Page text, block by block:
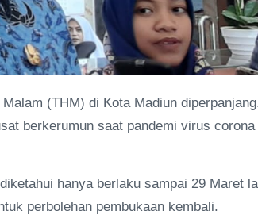
(THM) di Kota Madiun
berkerumun saat pandemi virus corona
hanya berlaku sampai 29 Maret
perbolehan pembukaan kembali.